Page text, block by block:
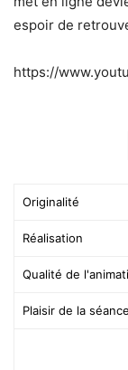
espoir de
https://
Originalité
Réalisation
Qualité de
Plaisir de la séance